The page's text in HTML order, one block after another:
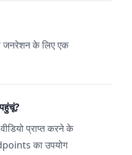
जनरेशन के लिए एक
प्राप्त करने के
का उपयोग